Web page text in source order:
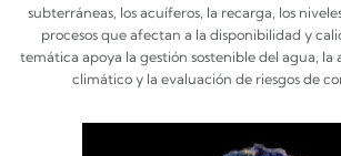
subterráneas, los acuíferos, la recarga, los
procesos que afectan a la disponibilidad y
temática apoya la gestión sostenible del agua,
climático y la evaluación de riesgos de